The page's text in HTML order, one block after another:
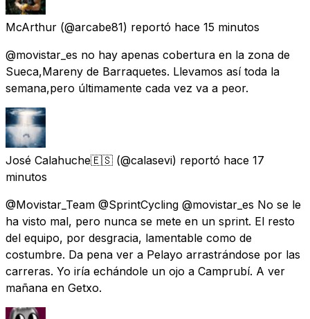
McArthur (@arcabe81) reportó hace 15 minutos
@movistar_es no hay apenas cobertura en la zona de
Sueca,Mareny de Barraquetes. Llevamos así toda la
semana,pero últimamente cada vez va a peor.
José Calahuche🇪🇸 (@calasevi) reportó hace 17
minutos
@Movistar_Team @SprintCycling @movistar_es No se le
ha visto mal, pero nunca se mete en un sprint. El resto
del equipo, por desgracia, lamentable como de
costumbre. Da pena ver a Pelayo arrastrándose por las
carreras. Yo iría echándole un ojo a Camprubí. A ver
mañana en Getxo.